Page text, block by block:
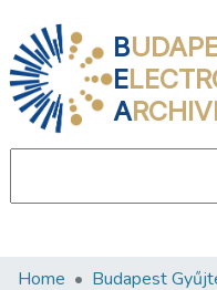
B
E
A
Communities &
Home Budapest